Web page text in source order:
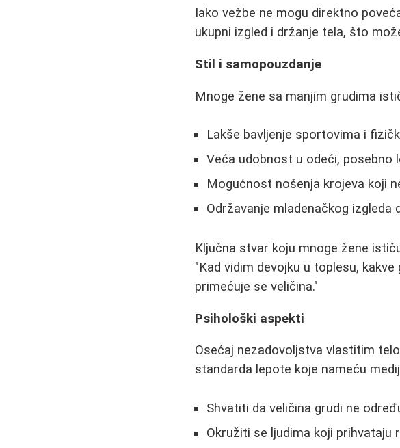
Iako vežbe ne mogu direktno
ukupni izgled i držanje tela, što
Stil i samopouzdanje
Mnoge žene sa manjim grudima
Lakše bavljenje sportovima i
Veća udobnost u odeći, posebno
Mogućnost nošenja krojeva koji
Održavanje mladenačkog izgleda
Ključna stvar koju mnoge žene
"Kad vidim devojku u toplesu,
primećuje se veličina."
Psihološki aspekti
Osećaj nezadovoljstva vlastitim
standarda lepote koje nameću
Shvatiti da veličina grudi ne
Okružiti se ljudima koji prihvataju